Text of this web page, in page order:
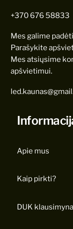
+370 676 58833
Mes galime
Parašykite
Mes atsiųsime
apšvietimui.
Apie mus
Kaip pirkti?
DUK